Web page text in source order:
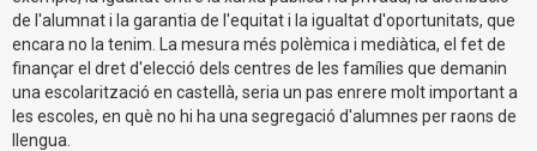
de l'alumnat i la garantia de l'equitat i la igualtat d'oportunitats, que
encara no la tenim. La mesura més polèmica i mediàtica, el fet de
finançar el dret d'elecció dels centres de les famílies que demanin
una escolarització en castellà, seria un pas enrere molt important a
les escoles, en què no hi ha una segregació d'alumnes per raons de
llengua.